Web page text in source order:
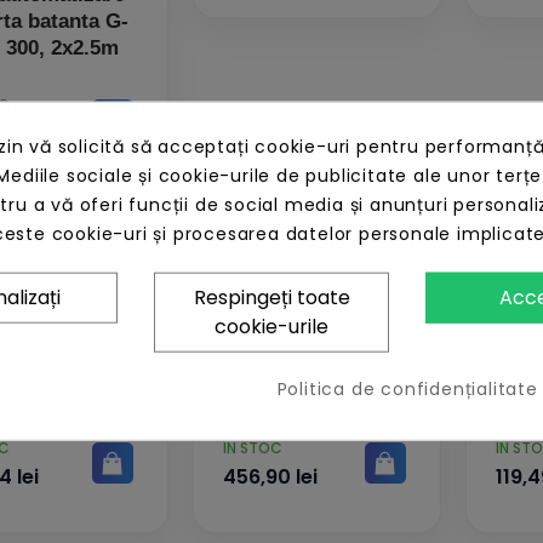
batanta G-
300, 2x2.5m
lei
lei
Banda LED 12m
B614, B680H -
PRET
ÎN STOC
456,90 lei
433
PRET
ÎN
vă solicită să acceptați cookie-uri pentru
sociale și cookie-urile de publicitate ale unor
a vă oferi funcții de social media și anunțuri
cookie-uri și procesarea datelor personale
Respingeți toate
cookie-urile
Politica de confidențialitate